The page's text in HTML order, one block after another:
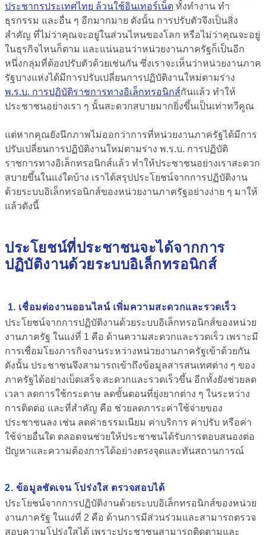
ประชากรประเทศไทย ล้วนใช้อินเทอร์เน็ต ทั้งทำงาน ทำ
ธุรกรรม และอื่น ๆ อีกมากมาย ดังนั้น การปรับตัวจึงเป็นสิ่ง
สำคัญ ที่ไม่ว่าคุณจะอยู่ในส่วนไหนของโลก หรือไม่ว่าคุณจะอยู่
ในธุรกิจไหนก็ตาม และแน่นอนว่าหน่วยงานภาครัฐก็เป็นอีก
หนึ่งกลุ่มที่ต้องปรับตัวด้วยเช่นกัน ซึ่งเราจะเห็นว่าหน่วยงานภาค
รัฐบางแห่งได้มีการปรับเปลี่ยนการปฏิบัติงานใหม่ตามร่าง
พ.ร.บ. การปฏิบัติราชการทางอิเล็กทรอนิกส์กันแล้ว ทำให้
ประชาชนอย่างเรา ๆ นั้นสะดวกสบายมากยิ่งขึ้นเป็นเท่าทวีคูณ
แต่หากคุณยังนึกภาพไม่ออกว่าการที่หน่วยงานภาครัฐได้มีการ
ปรับเปลี่ยนการปฏิบัติงานใหม่ตามร่าง พ.ร.บ. การปฏิบัติ
ราชการทางอิเล็กทรอนิกส์แล้ว ทำให้ประชาชนอย่างเราสะดวก
สบายขึ้นในแง่ใดบ้าง เราได้สรุปประโยชน์จากการปฏิบัติงาน
ด้วยระบบอิเล็กทรอนิกส์ของหน่วยงานภาครัฐอย่างง่าย ๆ มาให้
แล้วดังนี้
ประโยชน์ที่ประชาชนจะได้จากการ
ปฏิบัติงานด้วยระบบอิเล็กทรอนิกส์
1. เชื่อมต่องานออนไลน์ เพิ่มความสะดวกและรวดเร็ว
ประโยชน์จากการปฏิบัติงานด้วยระบบอิเล็กทรอนิกส์ของหน่วย
งานภาครัฐ ในแง่ที่ 1 คือ ด้านความสะดวกและรวดเร็ว เพราะมี
การเชื่อมโยงภารกิจงานระหว่างหน่วยงานภาครัฐเข้าด้วยกัน
ดังนั้น ประชาชนจึงสามารถเข้าถึงข้อมูลสารสนเทศต่าง ๆ ของ
ภาครัฐได้อย่างเบ็ดเสร็จ สะดวกและรวดเร็วขึ้น อีกทั้งยังช่วยลด
เวลา ลดการใช้กระดาษ ลดขั้นตอนที่ยุ่งยากต่าง ๆ ในระหว่าง
การติดต่อ และที่สำคัญ คือ ช่วยลดภาระค่าใช้จ่ายของ
ประชาชนลง เช่น ลดค่าธรรมเนียม ค่าบริการ ค่าปรับ หรือค่า
ใช้จ่ายอื่นใด ตลอดจนช่วยให้ประชาชนได้รับการตอบสนองต่อ
ปัญหาและความต้องการได้อย่างตรงจุดและทันสถานการณ์
2. ข้อมูลชัดเจน โปร่งใส ตรวจสอบได้
ประโยชน์จากการปฏิบัติงานด้วยระบบอิเล็กทรอนิกส์ของหน่วย
งานภาครัฐ ในแง่ที่ 2 คือ ด้านการมีส่วนร่วมและสามารถตรวจ
สอบความโปร่งใสได้ เพราะประชาชนสามารถติดตามและ